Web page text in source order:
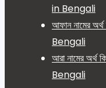
in Bengali
আফান নামের
Bengali
আরা নামের
Bengali